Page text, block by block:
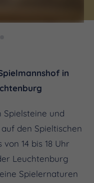
in
Spielsteine und
den Spieltischen
14 bis 18 Uhr
Leuchtenburg
Spielernaturen